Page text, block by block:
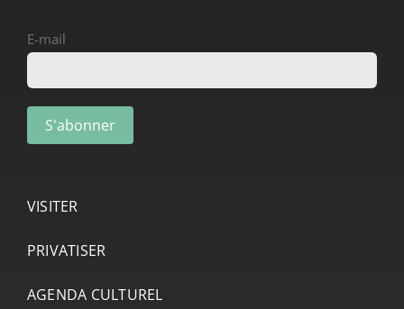
E-mail
VISITER
PRIVATISER
AGENDA CULTUREL